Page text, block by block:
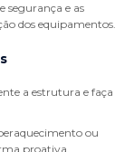
segurança e as
dos equipamentos.
a estrutura e faça
ou
proativa.